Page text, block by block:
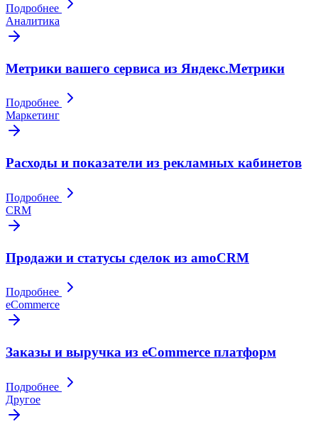
Подробнее
Аналитика
Метрики вашего сервиса из Яндекс.Метрики
Подробнее
Маркетинг
Расходы и показатели из рекламных кабинетов
Подробнее
CRM
Продажи и статусы сделок из amoCRM
Подробнее
eCommerce
Заказы и выручка из eCommerce платформ
Подробнее
Другое